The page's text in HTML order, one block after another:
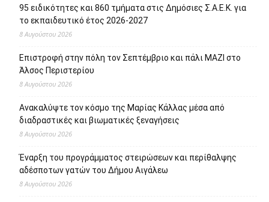
95 ειδικότητες και 860 τμήματα στις Δημόσιες Σ.Α.Ε.Κ. για
το εκπαιδευτικό έτος 2026-2027
8 Αυγούστου 2026
Επιστροφή στην πόλη τον Σεπτέμβριο και πάλι ΜΑΖΙ στο
Άλσος Περιστερίου
8 Αυγούστου 2026
Ανακαλύψτε τον κόσμο της Μαρίας Κάλλας μέσα από
διαδραστικές και βιωματικές ξεναγήσεις
8 Αυγούστου 2026
Έναρξη του προγράμματος στειρώσεων και περίθαλψης
αδέσποτων γατών του Δήμου Αιγάλεω
8 Αυγούστου 2026